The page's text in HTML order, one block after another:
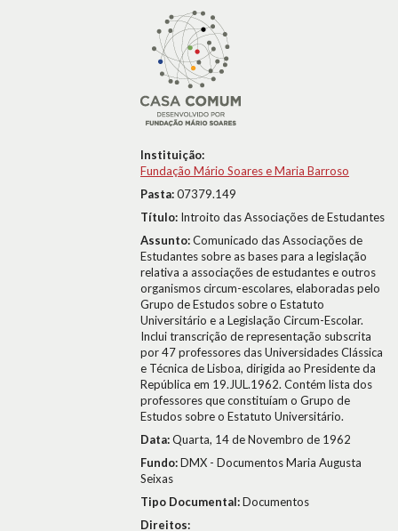
Instituição:
Fundação Mário Soares e Maria Barroso
Pasta:07379.149
Título: Introito das Associações de Estudantes
Assunto:Comunicado das Associações de
Estudantes sobre as bases para a legislação
relativa a associações de estudantes e outros
organismos circum-escolares, elaboradas pelo
Grupo de Estudos sobre o Estatuto
Universitário e a Legislação Circum-Escolar.
Inclui transcrição de representação subscrita
por 47 professores das Universidades Clássica
e Técnica de Lisboa, dirigida ao Presidente da
República em 19.JUL.1962. Contém lista dos
professores que constituíam o Grupo de
Estudos sobre o Estatuto Universitário.
Data:Quarta, 14 de Novembro de 1962
Fundo:DMX - Documentos Maria Augusta
Seixas
Tipo Documental:Documentos
Direitos: